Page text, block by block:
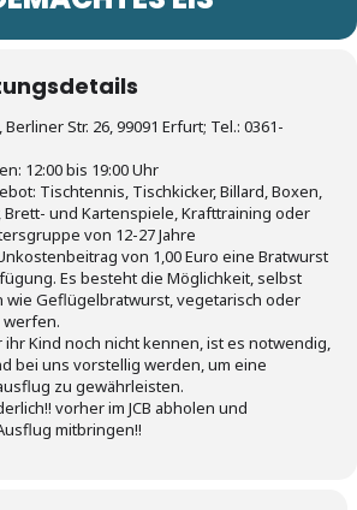
Str. 26, 99091 Erfurt; Tel.: 0361-
12:00 bis 19:00 Uhr
Tischtennis, Tischkicker, Billard, Boxen,
Brett- und Kartenspiele, Krafttraining oder
von 12-27 Jahre
von 1,00 Euro eine Bratwurst
Es besteht die Möglichkeit, selbst
wie Geflügelbratwurst, vegetarisch oder
werfen.
ihr Kind noch nicht kennen, ist es notwendig,
bei uns vorstellig werden, um eine
zu gewährleisten.
vorher im JCB abholen und
mitbringen!!